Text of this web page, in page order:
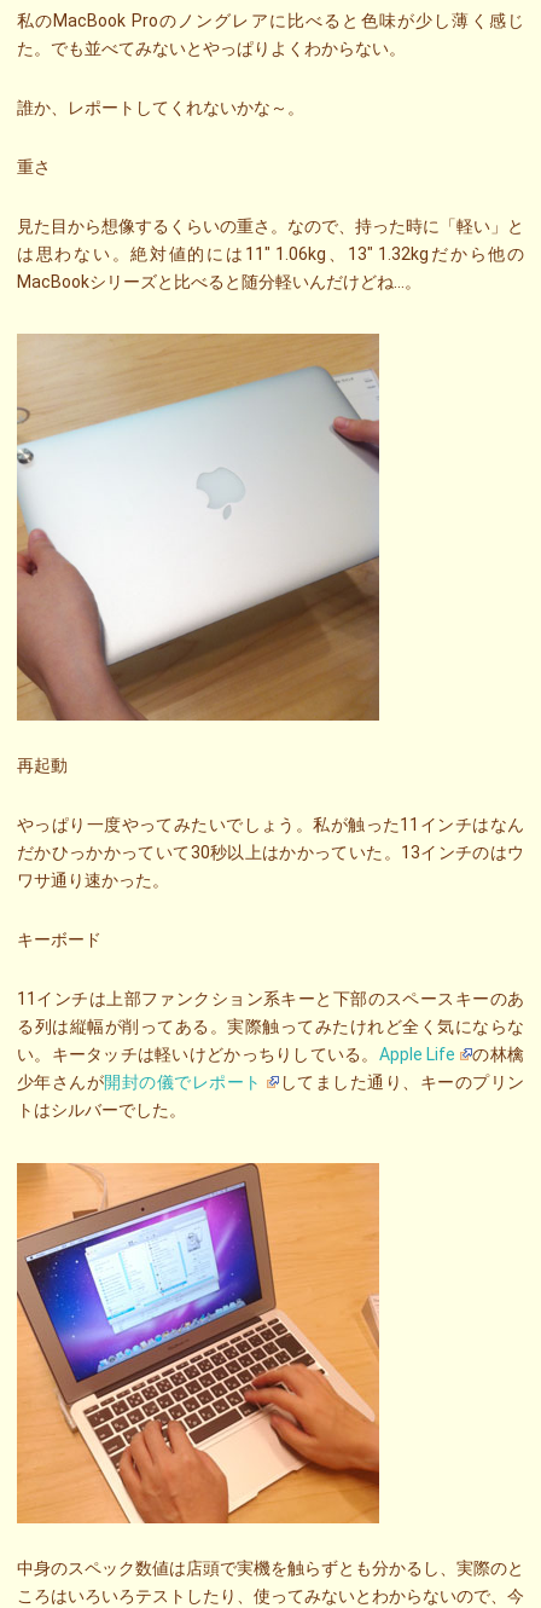
私のMacBook Proのノングレアに比べると色味が少し薄く感じ
た。でも並べてみないとやっぱりよくわからない。
誰か、レポートしてくれないかな～。
重さ
見た目から想像するくらいの重さ。なので、持った時に「軽い」と
は思わない。絶対値的には11″ 1.06kg、13″ 1.32kgだから他の
MacBookシリーズと比べると随分軽いんだけどね…。
再起動
やっぱり一度やってみたいでしょう。私が触った11インチはなん
だかひっかかっていて30秒以上はかかっていた。13インチのはウ
ワサ通り速かった。
キーボード
11インチは上部ファンクション系キーと下部のスペースキーのあ
る列は縦幅が削ってある。実際触ってみたけれど全く気にならな
い。キータッチは軽いけどかっちりしている。 Apple Life
の林檎
少年さんが開封の儀でレポート
してました通り、キーのプリン
トはシルバーでした。
中身のスペック数値は店頭で実機を触らずとも分かるし、実際のと
ころはいろいろテストしたり、使ってみないとわからないので、今